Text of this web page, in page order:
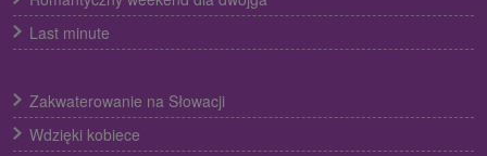
Last minute
Zakwaterowanie na Słowacji
Wdzięki kobiece